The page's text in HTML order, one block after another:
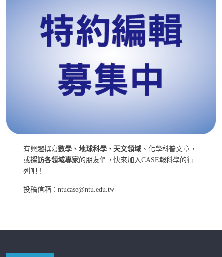
有興趣撰寫數學、地球科學、天文領域 、化學科普文章，
或採訪各領域專家的朋友們，快來加入CASE報科學的行
列吧！
投稿信箱：ntucase@ntu.edu.tw